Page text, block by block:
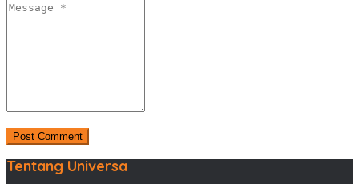
Tentang Universa